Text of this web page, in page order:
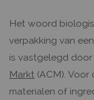
Het woord
verpakking van
is vastgelegd
Markt (ACM).
materialen of